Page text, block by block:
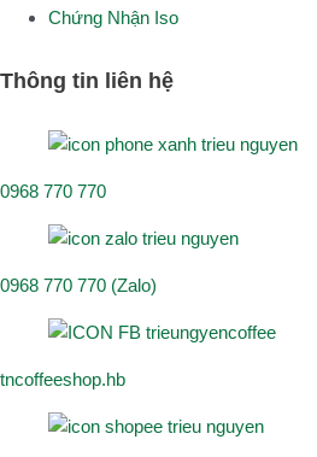
Chứng Nhận Iso
Thông tin liên hệ
0968 770 770
0968 770 770 (Zalo)
tncoffeeshop.hb